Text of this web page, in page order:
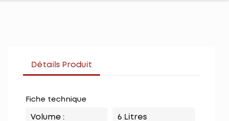
Détails Produit
Fiche technique
Volume : 6 Litres